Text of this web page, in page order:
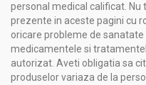
personal medical calificat.
prezente in aceste pagini cu
oricare probleme de sanatate
medicamentele si
autorizat. Aveti obligatia sa
produselor variaza de la